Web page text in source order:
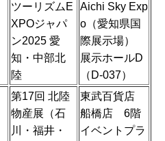
ツーリズムE
XPOジャパ
ン2025 愛
知・中部北
陸
Aichi Sky Exp
o（愛知県国
際展示場）
展示ホールD
（D-037）
第17回 北陸
物産展（石
川・福井・
東武百貨店
船橋店 6階
イベントプラ